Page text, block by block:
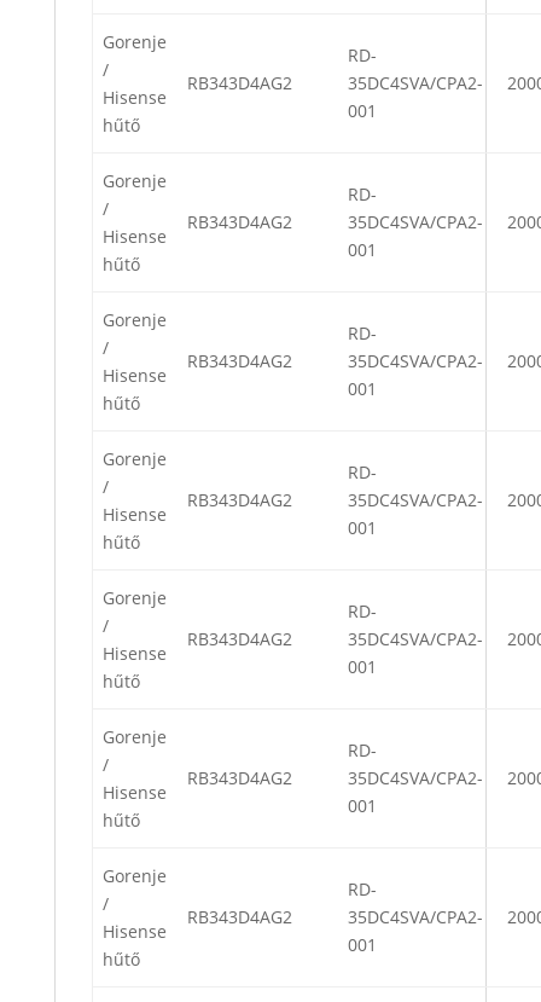
Gorenje
/
Hisense
hűtő
RB343D4AG2
RD-
35DC4SVA/CPA2-
001
Gorenje
/
Hisense
hűtő
RB343D4AG2
RD-
35DC4SVA/CPA2-
001
Gorenje
/
Hisense
hűtő
RB343D4AG2
RD-
35DC4SVA/CPA2-
001
Gorenje
/
Hisense
hűtő
RB343D4AG2
RD-
35DC4SVA/CPA2-
001
Gorenje
/
Hisense
hűtő
RB343D4AG2
RD-
35DC4SVA/CPA2-
001
Gorenje
/
Hisense
hűtő
RB343D4AG2
RD-
35DC4SVA/CPA2-
001
Gorenje
/
Hisense
hűtő
RB343D4AG2
RD-
35DC4SVA/CPA2-
001